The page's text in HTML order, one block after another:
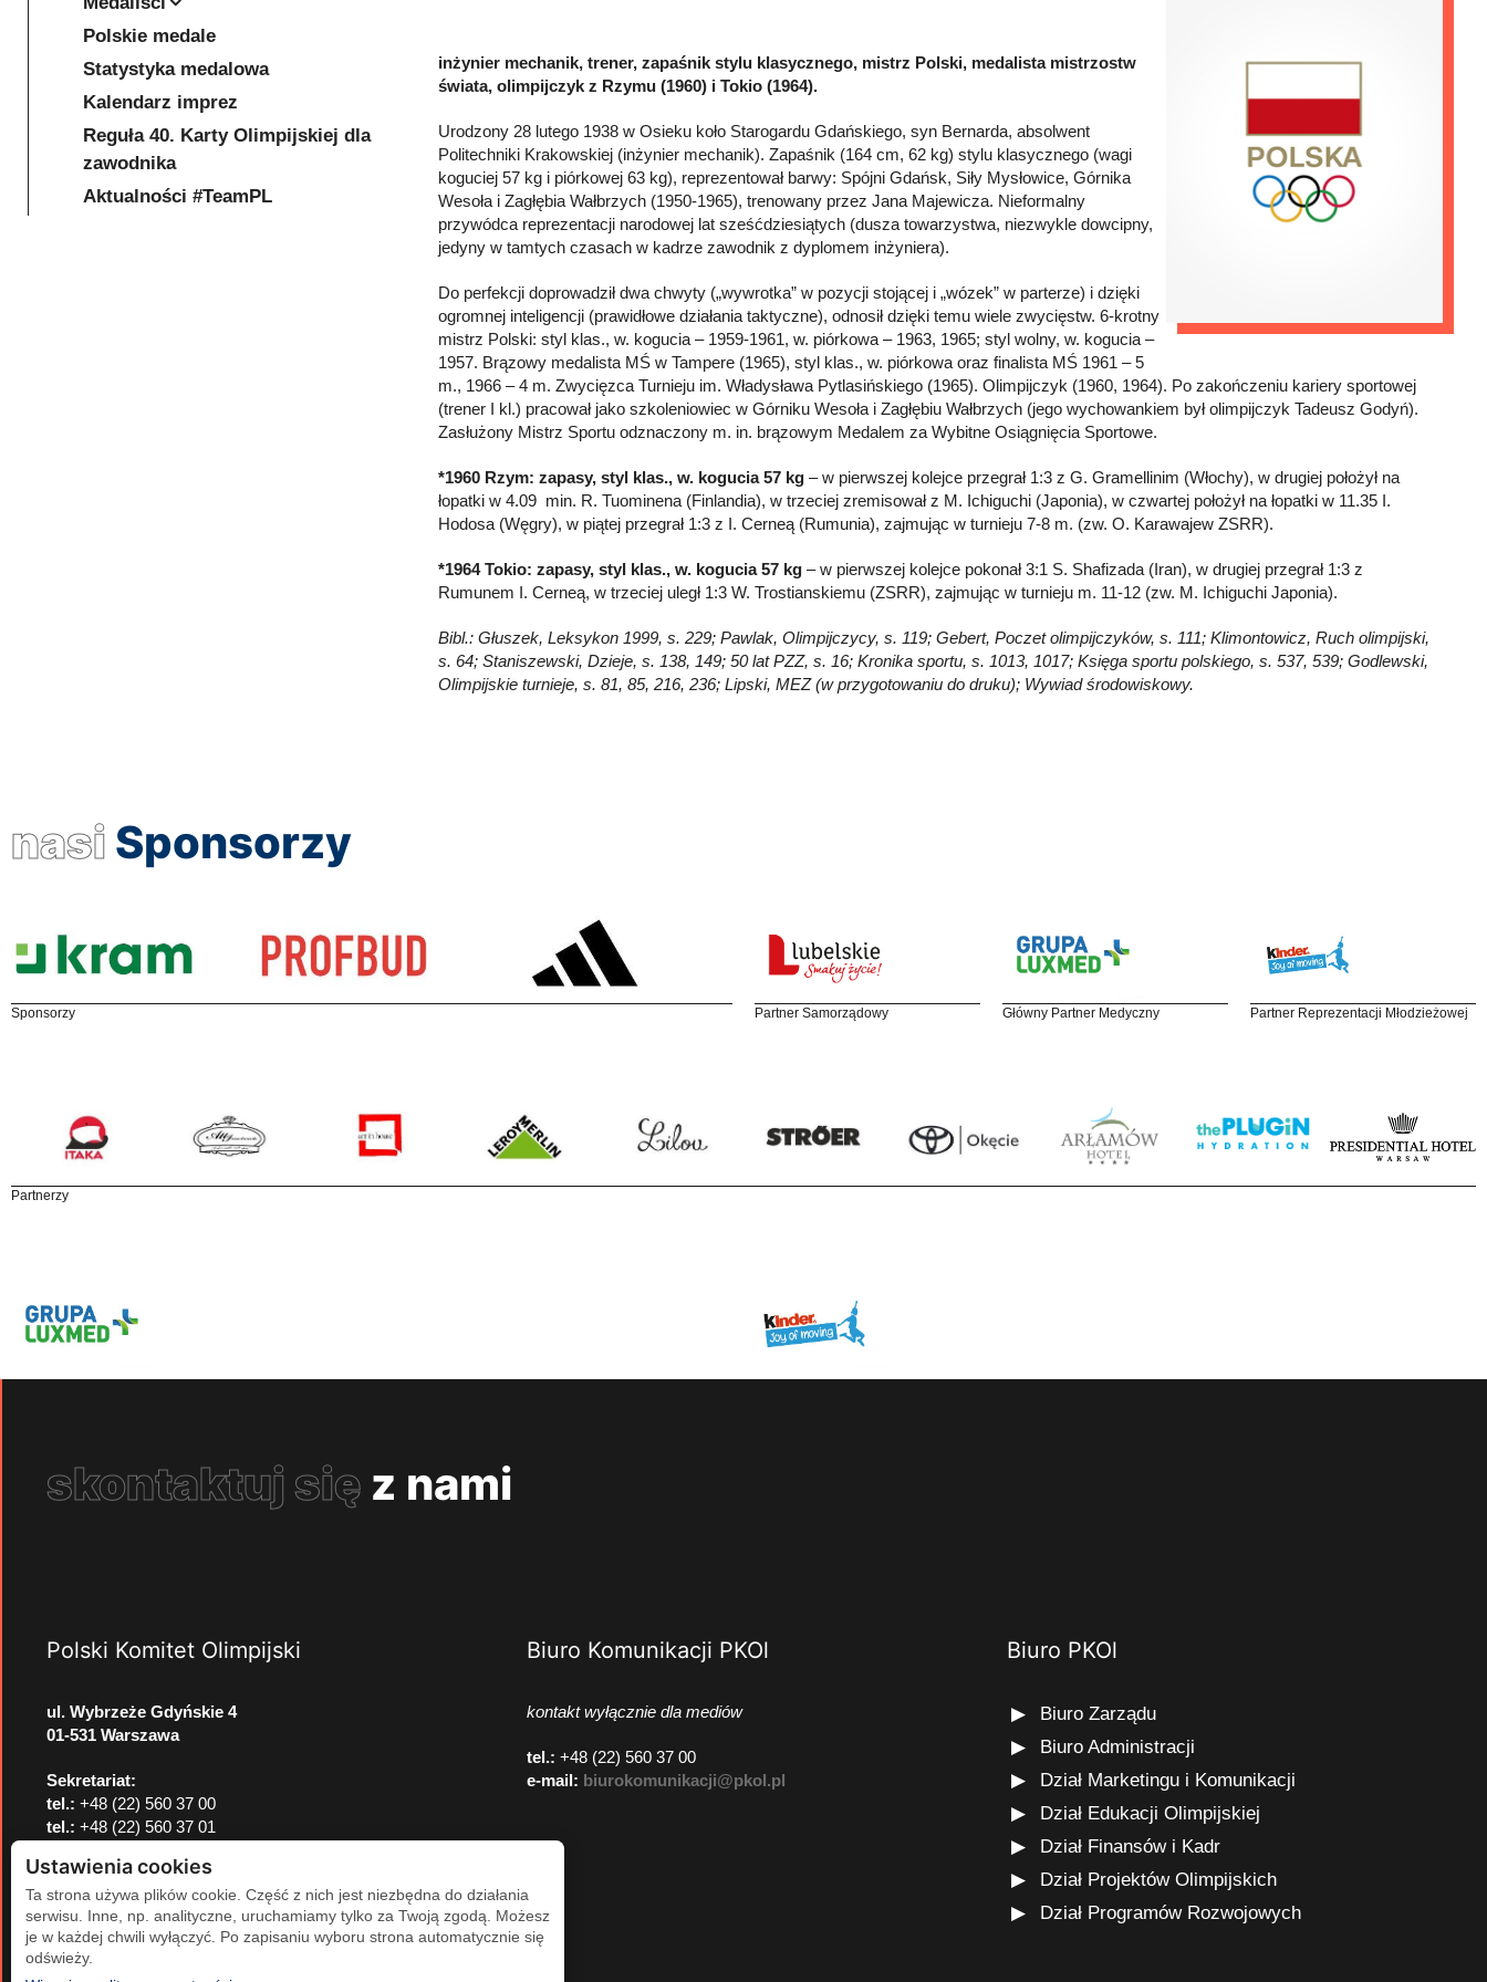
inżynier mechanik, trener, zapaśnik stylu klasycznego, mistrz Polski, medalista mistrzostw
świata, olimpijczyk z Rzymu (1960) i Tokio (1964).
Urodzony 28 lutego 1938 w Osieku koło Starogardu Gdańskiego, syn Bernarda, absolwent
Politechniki Krakowskiej (inżynier mechanik). Zapaśnik (164 cm, 62 kg) stylu klasycznego (wagi
koguciej 57 kg i piórkowej 63 kg), reprezentował barwy: Spójni Gdańsk, Siły Mysłowice, Górnika
Wesoła i Zagłębia Wałbrzych (1950-1965), trenowany przez Jana Majewicza. Nieformalny
przywódca reprezentacji narodowej lat sześćdziesiątych (dusza towarzystwa, niezwykle dowcipny,
jedyny w tamtych czasach w kadrze zawodnik z dyplomem inżyniera).
Do perfekcji doprowadził dwa chwyty („wywrotka” w pozycji stojącej i „wózek” w parterze) i dzięki
ogromnej inteligencji (prawidłowe działania taktyczne), odnosił dzięki temu wiele zwycięstw. 6-krotny
mistrz Polski: styl klas., w. kogucia – 1959-1961, w. piórkowa – 1963, 1965; styl wolny, w. kogucia –
1957. Brązowy medalista MŚ w Tampere (1965), styl klas., w. piórkowa oraz finalista MŚ 1961 – 5
m., 1966 – 4 m. Zwycięzca Turnieju im. Władysława Pytlasińskiego (1965). Olimpijczyk (1960, 1964). Po zakończeniu kariery sportowej
(trener I kl.) pracował jako szkoleniowiec w Górniku Wesoła i Zagłębiu Wałbrzych (jego wychowankiem był olimpijczyk Tadeusz Godyń).
Zasłużony Mistrz Sportu odznaczony m. in. brązowym Medalem za Wybitne Osiągnięcia Sportowe.
*1960 Rzym: zapasy, styl klas., w. kogucia 57 kg – w pierwszej kolejce przegrał 1:3 z G. Gramellinim (Włochy), w drugiej położył na
łopatki w 4.09 min. R. Tuominena (Finlandia), w trzeciej zremisował z M. Ichiguchi (Japonia), w czwartej położył na łopatki w 11.35 I.
Hodosa (Węgry), w piątej przegrał 1:3 z I. Cerneą (Rumunia), zajmując w turnieju 7-8 m. (zw. O. Karawajew ZSRR).
*1964 Tokio: zapasy, styl klas., w. kogucia 57 kg – w pierwszej kolejce pokonał 3:1 S. Shafizada (Iran), w drugiej przegrał 1:3 z
Rumunem I. Cerneą, w trzeciej uległ 1:3 W. Trostianskiemu (ZSRR), zajmując w turnieju m. 11-12 (zw. M. Ichiguchi Japonia).
Bibl.: Głuszek, Leksykon 1999, s. 229; Pawlak, Olimpijczycy, s. 119; Gebert, Poczet olimpijczyków, s. 111; Klimontowicz, Ruch olimpijski,
s. 64; Staniszewski, Dzieje, s. 138, 149; 50 lat PZZ, s. 16; Kronika sportu, s. 1013, 1017; Księga sportu polskiego, s. 537, 539; Godlewski,
Olimpijskie turnieje, s. 81, 85, 216, 236; Lipski, MEZ (w przygotowaniu do druku); Wywiad środowiskowy.
Polskie medale
Statystyka medalowa
Kalendarz imprez
Reguła 40. Karty Olimpijskiej dla
zawodnika
Aktualności #TeamPL
nasi Sponsorzy
Sponsorzy Partner Samorządowy Główny Partner Medyczny Partner Reprezentacji Młodzieżowej
Partnerzy
skontaktuj się z nami
Polski Komitet Olimpijski
ul. Wybrzeże Gdyńskie 4
01-531 Warszawa
Sekretariat:
tel.: +48 (22) 560 37 00
tel.: +48 (22) 560 37 01
Biuro Komunikacji PKOl
kontakt wyłącznie dla mediów
tel.: +48 (22) 560 37 00
e-mail: biurokomunikacji@pkol.pl
Biuro PKOl
Biuro Zarządu
Biuro Administracji
Dział Marketingu i Komunikacji
Dział Edukacji Olimpijskiej
Dział Finansów i Kadr
Dział Projektów Olimpijskich
Dział Programów Rozwojowych
Ustawienia cookies
Ta strona używa plików cookie. Część z nich jest niezbędna do działania
serwisu. Inne, np. analityczne, uruchamiamy tylko za Twoją zgodą. Możesz
je w każdej chwili wyłączyć. Po zapisaniu wyboru strona automatycznie się
odświeży.